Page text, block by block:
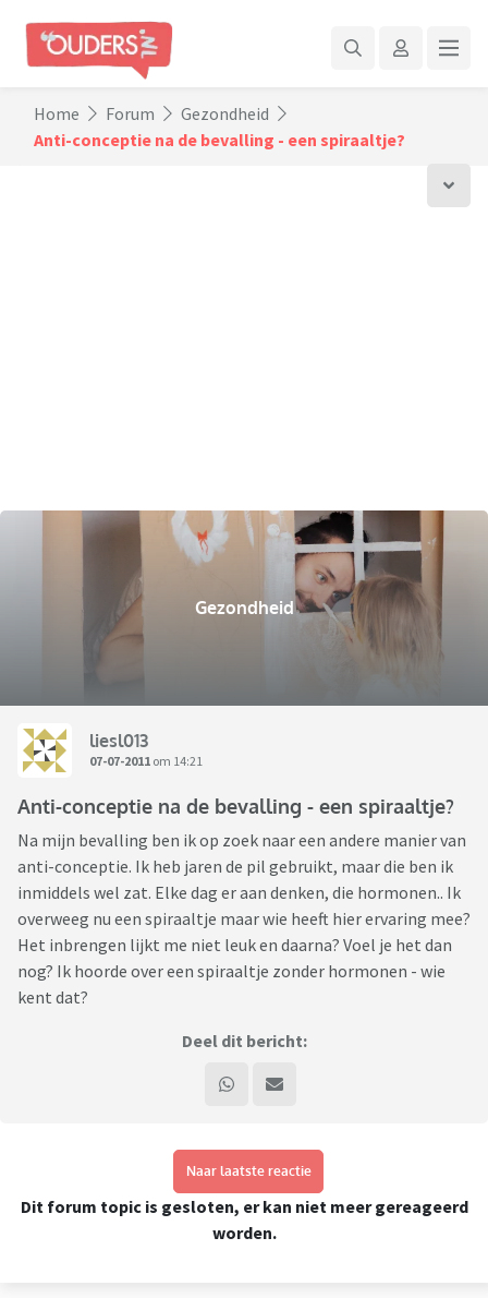
Home Forum
Gezondheid
Anti-conceptie na de bevalling - een spiraaltje?
Gezondheid
liesl013
07-07-2011 om 14:21
Anti-conceptie na de bevalling - een spiraaltje?
Na mijn bevalling ben ik op zoek naar een andere manier van
anti-conceptie. Ik heb jaren de pil gebruikt, maar die ben ik
inmiddels wel zat. Elke dag er aan denken, die hormonen.. Ik
overweeg nu een spiraaltje maar wie heeft hier ervaring mee?
Het inbrengen lijkt me niet leuk en daarna? Voel je het dan
nog? Ik hoorde over een spiraaltje zonder hormonen - wie
kent dat?
Deel dit bericht:
Naar laatste reactie
Dit forum topic is gesloten, er kan niet meer gereageerd
worden.